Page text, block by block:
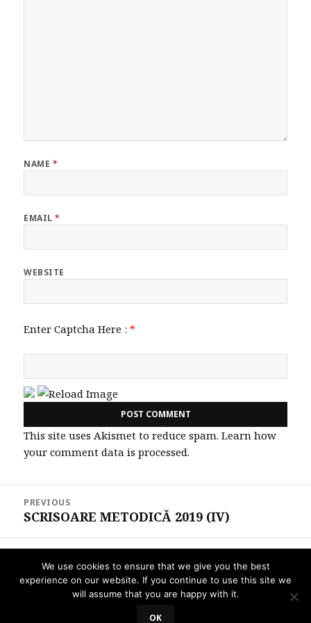
NAME *
EMAIL*
WEBSITE
Enter Captcha Here :*
This site uses Akismet to reduce spam.Learn how
your comment data is processed.
navigation
PREVIOUS
Previous
post:
SCRISOARE METODICĂ 2019 (IV)
Next
post:
Ecouri la Simularea EN din martie 2019
– Elevii nu pot sau nu vor?
We use cookies to ensure that we give you the best
experience on our website. If you continue to use this site we
will assume that you are happy with it.
OK